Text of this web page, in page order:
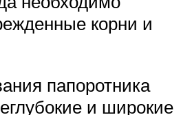
корни и
папоротника
и широкие